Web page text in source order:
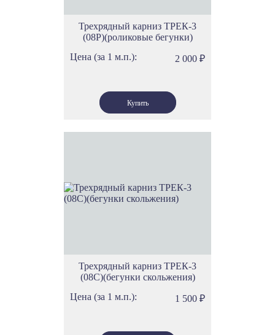
Трехрядный карниз ТРЕК-3
(08Р)(роликовые бегунки)
Цена (за 1 м.п.):
2 000 ₽
Трехрядный карниз ТРЕК-3
(08С)(бегунки скольжения)
Цена (за 1 м.п.):
1 500 ₽